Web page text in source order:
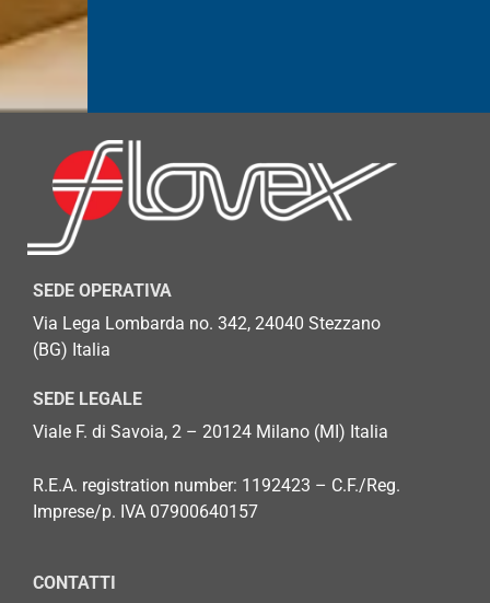
SEDE OPERATIVA
Via Lega Lombarda no. 342, 24040 Stezzano
(BG) Italia
SEDE LEGALE
Viale F. di Savoia, 2 – 20124 Milano (MI) Italia
R.E.A. registration number: 1192423 – C.F./Reg.
Imprese/p. IVA 07900640157
CONTATTI